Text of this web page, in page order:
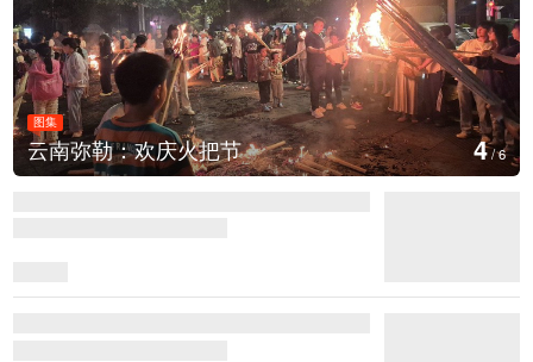
图集
云南弥勒：欢庆火把节 4/6